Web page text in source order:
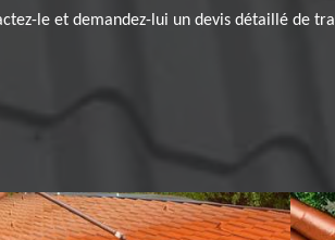
le et demandez-lui un devis détaillé de